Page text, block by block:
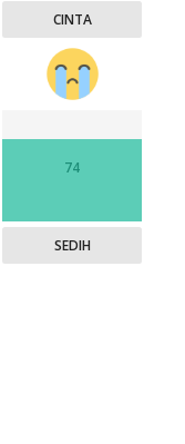
CINTA
74
SEDIH